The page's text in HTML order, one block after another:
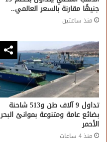
جنيهًا مقارنة بالسعر العالمي..
منذ ساعتين
تداول 9 آلاف طن و513 شاحنة
بضائع عامة ومتنوعة بموانئ البحر
الأحمر
منذ 4 ساعات